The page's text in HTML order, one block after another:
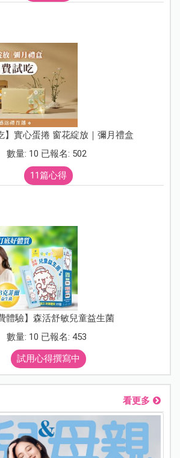
】實心蛋捲 窗花綻放｜彌月禮盒
數量: 10 已報名: 502
11篇心得
體驗】森活舒敏兒童益生菌
數量: 10 已報名: 453
試用心得撰寫中
看更多